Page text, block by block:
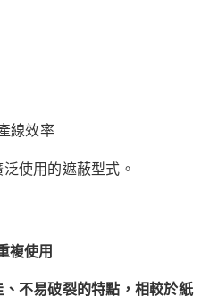
線效率
使用的遮蔽型式。
複使用
不易破裂的特點，相較於紙